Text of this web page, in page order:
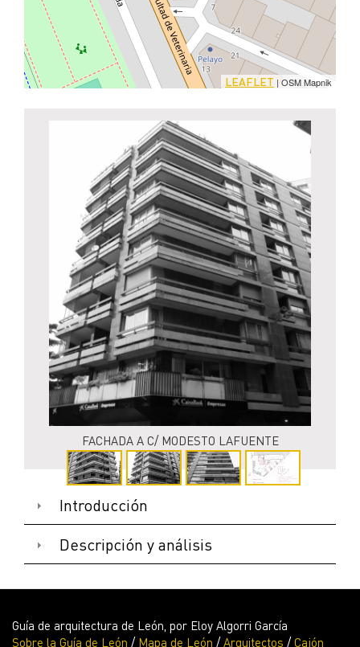
LEAFLET | OSM Mapnik
FACHADA A C/ MODESTO LAFUENTE
Introducción
Descripción y análisis
Guía de arquitectura de León, por Eloy Algorri García
Sobre la Guía de León / Mapa de León /Arquitectos /Cajón